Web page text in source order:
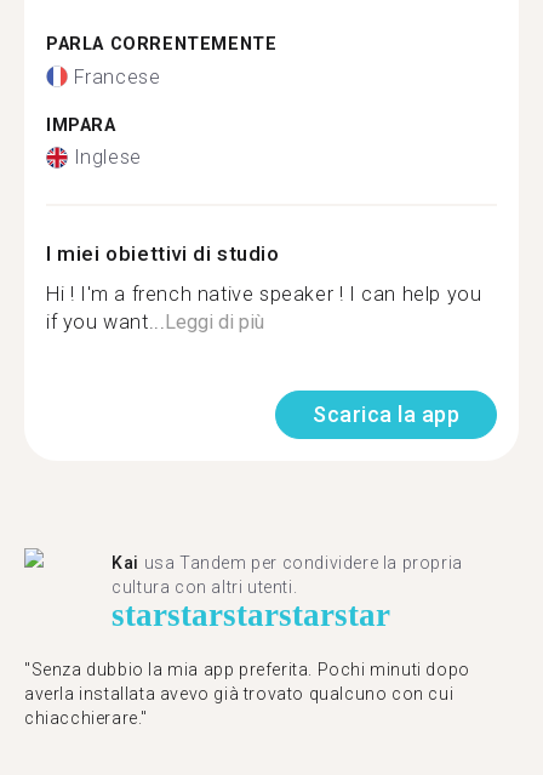
PARLA CORRENTEMENTE
Francese
IMPARA
Inglese
I miei obiettivi di studio
Hi ! I'm a french native speaker ! I can help you
if you want...Leggi di più
Scarica la app
Kai usa Tandem per condividere la propria
cultura con altri utenti.
starstarstarstarstar
"Senza dubbio la mia app preferita. Pochi minuti dopo
averla installata avevo già trovato qualcuno con cui
chiacchierare."